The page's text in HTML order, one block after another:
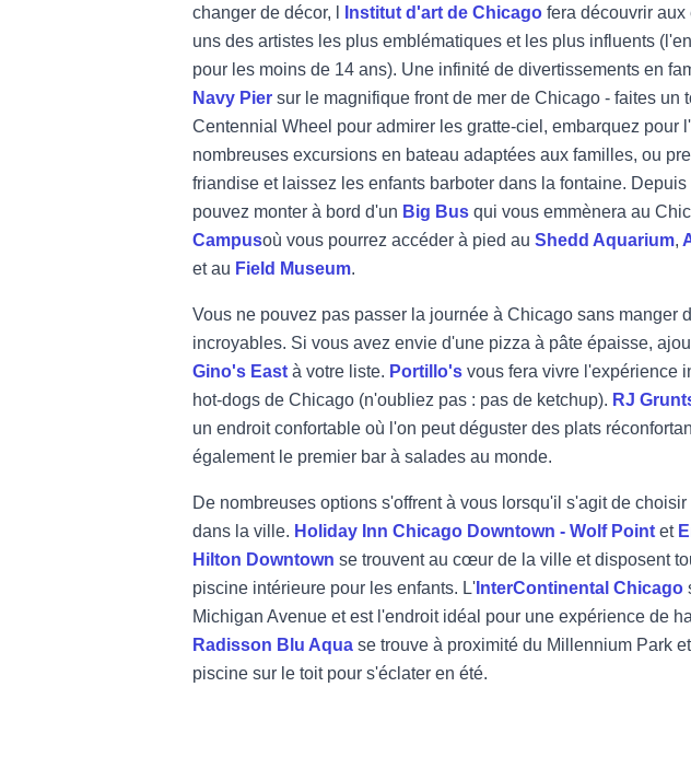
changer de décor, l
Institut d'art de Chicago fera découvrir
uns des artistes les plus emblématiques et les plus influents
pour les moins de 14 ans). Une infinité de divertissements en
Navy Pier sur le magnifique front de mer de Chicago - faites un
Centennial Wheel pour admirer les gratte-ciel, embarquez pour
nombreuses excursions en bateau adaptées aux familles, ou
friandise et laissez les enfants barboter dans la fontaine.
pouvez monter à bord d'un Big Bus qui vous emmènera au
Campusoù vous pourrez accéder à pied au Shedd Aquarium,
et au Field Museum.
Vous ne pouvez pas passer la journée à Chicago sans manger
incroyables. Si vous avez envie d'une pizza à pâte épaisse,
Gino's East à votre liste. Portillo's vous fera vivre l'expérience
hot-dogs de Chicago (n'oubliez pas : pas de ketchup). RJ
un endroit confortable où l'on peut déguster des plats
également le premier bar à salades au monde.
De nombreuses options s'offrent à vous lorsqu'il s'agit de
dans la ville. Holiday Inn Chicago Downtown - Wolf Point et
Hilton Downtown se trouvent au cœur de la ville et disposent
piscine intérieure pour les enfants. L' InterContinental Chicago
Michigan Avenue et est l'endroit idéal pour une expérience de
Radisson Blu Aqua se trouve à proximité du Millennium Park
piscine sur le toit pour s'éclater en été.